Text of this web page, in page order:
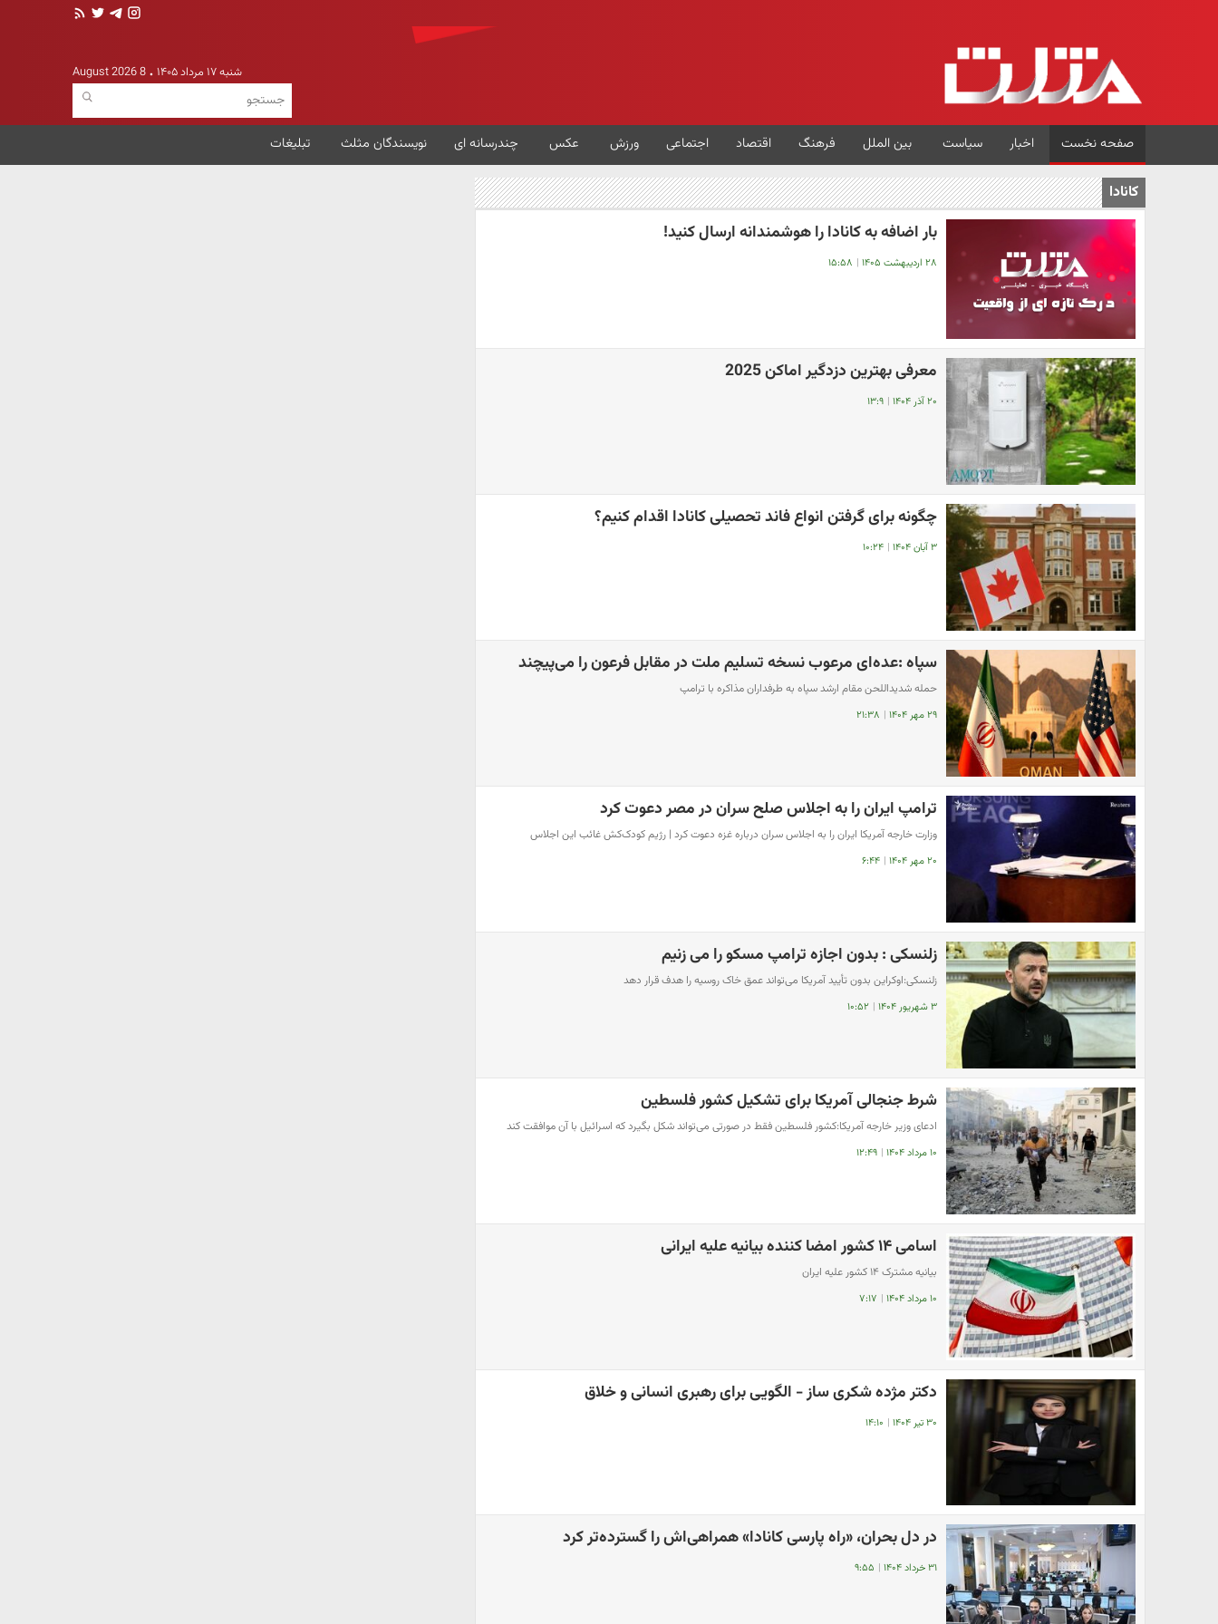
شنبه ۱۷ مرداد ۱۴۰۵ 8 August 2026
صفحه نخست اخبار سیاست بین الملل فرهنگ اقتصاد اجتماعی ورزش عکس چندرسانه ای نویسندگان مثلث تبلیغات
کانادا
بار اضافه به کانادا را هوشمندانه ارسال کنید!
۲۸ اردیبهشت ۱۴۰۵ | ۱۵:۵۸
معرفی بهترین دزدگیر اماکن 2025
۲۰ آذر ۱۴۰۴ | ۱۳:۹
چگونه برای گرفتن انواع فاند تحصیلی کانادا اقدام کنیم؟
۳ آبان ۱۴۰۴ | ۱۰:۲۴
سپاه :عده‌ای مرعوب نسخه تسلیم ملت در مقابل فرعون را می‌پیچند
حمله شدیداللحن مقام ارشد سپاه به طرفداران مذاکره با ترامپ
۲۹ مهر ۱۴۰۴ | ۲۱:۳۸
ترامپ ایران را به اجلاس صلح سران در مصر دعوت کرد
وزارت خارجه آمریکا ایران را به اجلاس سران درباره غزه دعوت کرد | رژیم کودک‌کش غائب این اجلاس
۲۰ مهر ۱۴۰۴ | ۶:۴۴
زلنسکی : بدون اجازه ترامپ مسکو را می زنیم
زلنسکی:اوکراین بدون تأیید آمریکا می‌تواند عمق خاک روسیه را هدف قرار دهد
۳ شهریور ۱۴۰۴ | ۱۰:۵۲
شرط جنجالی آمریکا برای تشکیل کشور فلسطین
ادعای وزیر خارجه آمریکا:کشور فلسطین فقط در صورتی می‌تواند شکل بگیرد که اسرائیل با آن موافقت کند
۱۰ مرداد ۱۴۰۴ | ۱۲:۴۹
اسامی ۱۴ کشور امضا کننده بیانیه علیه ایرانی
بیانیه مشترک ۱۴ کشور علیه ایران
۱۰ مرداد ۱۴۰۴ | ۷:۱۷
دکتر مژده شکری ساز - الگویی برای رهبری انسانی و خلاق
۳۰ تیر ۱۴۰۴ | ۱۴:۱۰
در دل بحران، «راه پارسی کانادا» همراهی‌اش را گسترده‌تر کرد
۳۱ خرداد ۱۴۰۴ | ۹:۵۵